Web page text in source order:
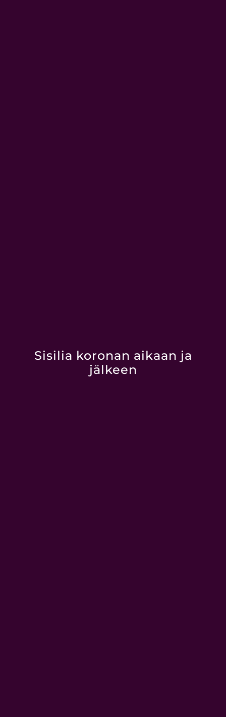
Sisilia koronan aikaan ja
jälkeen